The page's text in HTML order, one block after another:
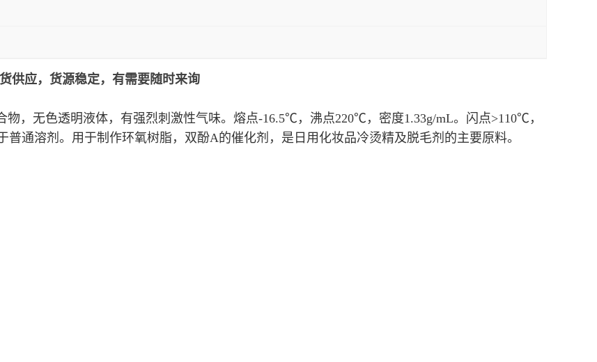
供应，货源稳定，有需要随时来询
物，无色透明液体，有强烈刺激性气味。熔点-16.5℃，沸点220℃，密度1.33g/mL。闪点>110℃，
普通溶剂。用于制作环氧树脂，双酚A的催化剂，是日用化妆品冷烫精及脱毛剂的主要原料。